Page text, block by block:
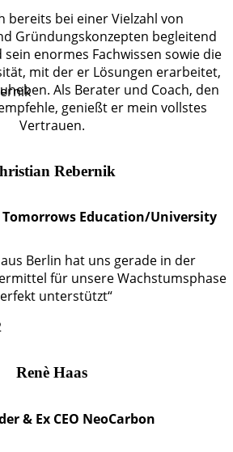
bereits bei einer Vielzahl von
Gründungskonzepten begleitend
enormes Fachwissen sowie die
mit der er Lösungen erarbeitet,
Als Berater und Coach, den
genießt er mein vollstes
Vertrauen.
Rebernik
Tomorrows Education/University
Berlin hat uns gerade in der
für unsere Wachstumsphase
unterstützt“
Renè Haas
& Ex CEO NeoCarbon